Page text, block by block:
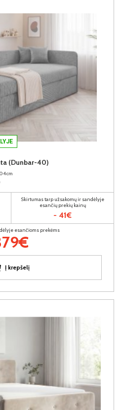
(Dunbar-40)
Skirtumas tarp užsakomų ir sandėlyje
esančių prekių kainų
- 41€
esančioms prekėms
Į krepšelį